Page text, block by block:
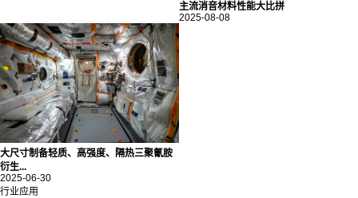
主流消音材料性能大比拼
2025-08-08
大尺寸制备轻质、高强度、隔热三聚氰胺
衍生...
2025-06-30
行业应用